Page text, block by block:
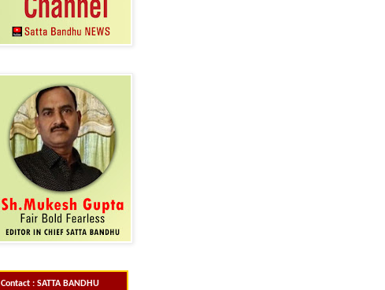
Contact : SATTA BANDHU